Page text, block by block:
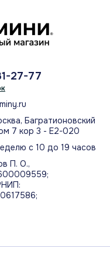
27-77
Багратионовский
7 кор 3 - Е2-020
с 10 до 19 часов
П. О.,